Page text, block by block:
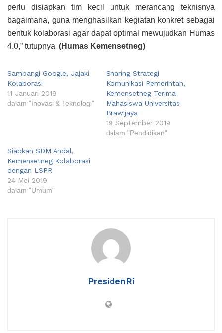
perlu disiapkan tim kecil untuk merancang teknisnya
bagaimana, guna menghasilkan kegiatan konkret sebagai
bentuk kolaborasi agar dapat optimal mewujudkan Humas
4.0,” tutupnya. (Humas Kemensetneg)
Sambangi Google, Jajaki
Kolaborasi
11 Januari 2019
dalam "Inovasi & Teknologi"
Sharing Strategi
Komunikasi Pemerintah,
Kemensetneg Terima
Mahasiswa Universitas
Brawijaya
19 September 2019
dalam "Pendidikan"
Siapkan SDM Andal,
Kemensetneg Kolaborasi
dengan LSPR
24 Mei 2019
dalam "Umum"
PresidenRi